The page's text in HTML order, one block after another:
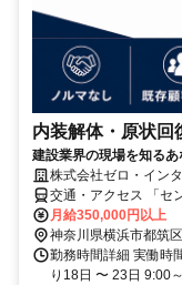
内装解体・原状回
建設業界の現場を知る
株式会社ゼロ・イン
交通・アクセス 「セ
月給350,000円以上
神奈川県横浜市都筑区
勤務時間詳細 実働時
り18日 〜 23日 9:00